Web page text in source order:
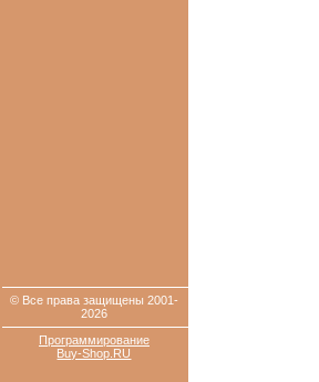
© Все права защищены 2001-
2026
Программирование
Buy-Shop.RU